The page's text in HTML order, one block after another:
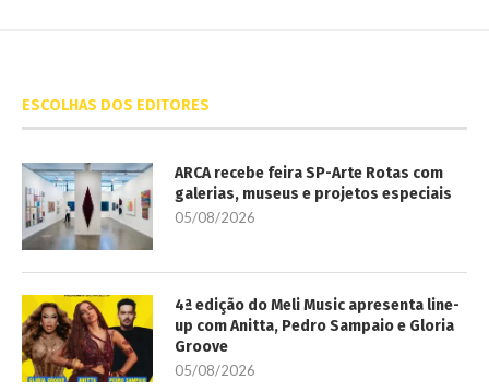
ESCOLHAS DOS EDITORES
ARCA recebe feira SP-Arte Rotas com
galerias, museus e projetos especiais
05/08/2026
4ª edição do Meli Music apresenta line-
up com Anitta, Pedro Sampaio e Gloria
Groove
05/08/2026